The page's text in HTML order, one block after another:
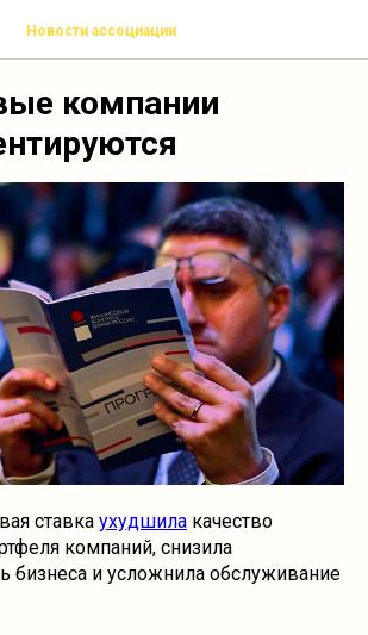
Новости ассоциации
компании
ставка ухудшила качество
компаний, снизила
бизнеса и усложнила обслуживание